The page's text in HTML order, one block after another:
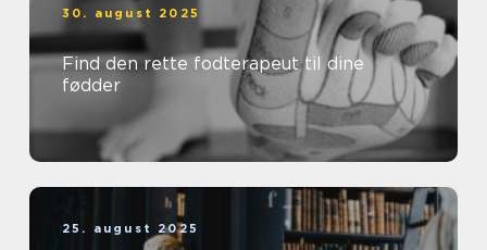
30. august 2025
Find den rette fodterapeut til dine
fødder
25. august 2025